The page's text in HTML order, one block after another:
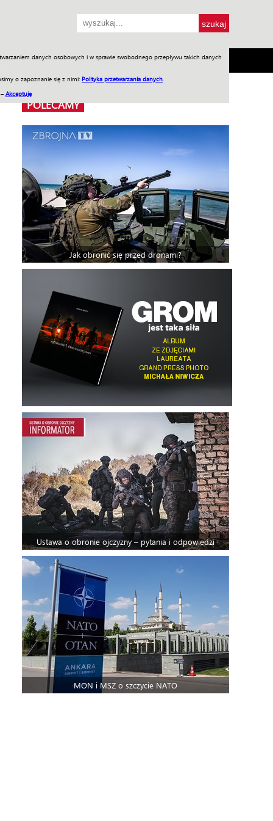
danych osobowych i w sprawie swobodnego przepływu takich danych
o zapoznanie się z nimi: Polityka przetwarzania danych
Akceptuję
SKLEP Jednodniówki Praca w WIW
POLECAMY
Jak obronić się przed dronami?
Ustawa o obronie ojczyzny – pytania i odpowiedzi
MON i MSZ o szczycie NATO